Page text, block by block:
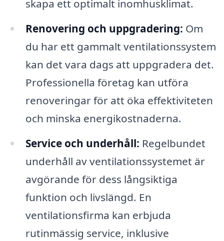
skapa ett optimalt inomhusklimat.
Renovering och uppgradering: Om
du har ett gammalt ventilationssystem
kan det vara dags att uppgradera det.
Professionella företag kan utföra
renoveringar för att öka effektiviteten
och minska energikostnaderna.
Service och underhåll: Regelbundet
underhåll av ventilationssystemet är
avgörande för dess långsiktiga
funktion och livslängd. En
ventilationsfirma kan erbjuda
rutinmässig service, inklusive